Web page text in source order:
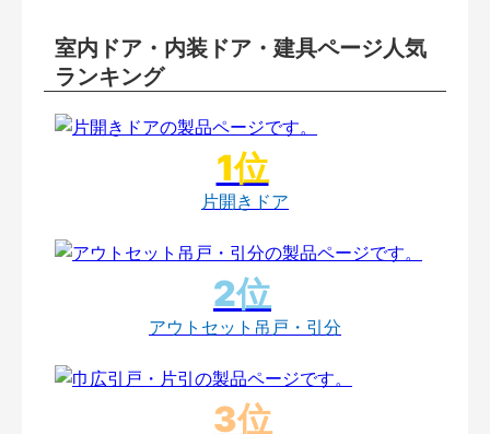
室内ドア・内装ドア・建具ページ人気
ランキング
片開きドア
アウトセット吊戸・引分